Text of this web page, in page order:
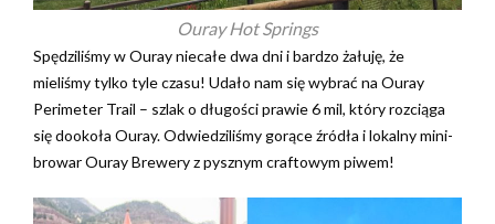
Ouray Hot Springs
Spędziliśmy w Ouray niecałe dwa dni i bardzo żałuję, że
mieliśmy tylko tyle czasu! Udało nam się wybrać na Ouray
Perimeter Trail – szlak o długości prawie 6 mil, który rozciąga
się dookoła Ouray. Odwiedziliśmy gorące źródła i lokalny mini-
browar Ouray Brewery z pysznym craftowym piwem!